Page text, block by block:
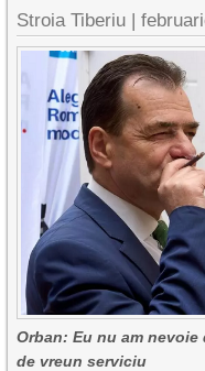
Stroia Tiberiu |
Orban: Eu nu am
de vreun serviciu